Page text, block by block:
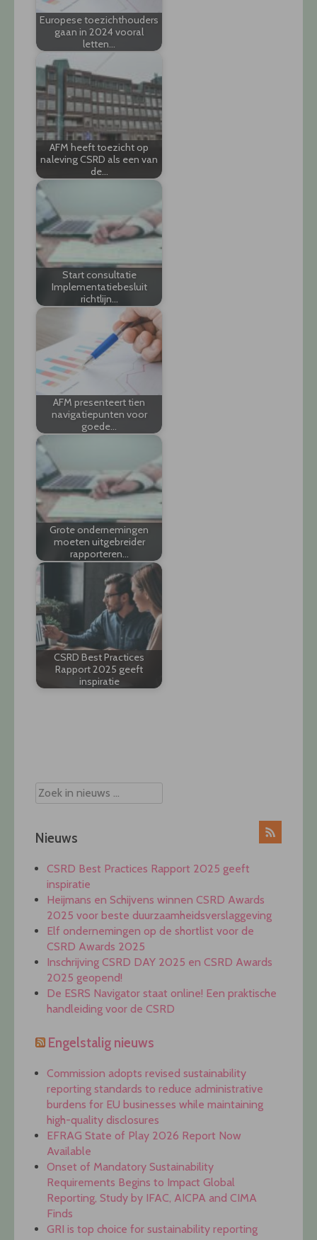
Europese toezichthouders
gaan in 2024 vooral
letten…
AFM heeft toezicht op
naleving CSRD als een van
de…
Start consultatie
Implementatiebesluit
richtlijn…
AFM presenteert tien
navigatiepunten voor
goede…
Grote ondernemingen
moeten uitgebreider
rapporteren…
CSRD Best Practices
Rapport 2025 geeft
inspiratie
Nieuws
CSRD Best Practices Rapport 2025 geeft
inspiratie
Heijmans en Schijvens winnen CSRD Awards
2025 voor beste duurzaamheidsverslaggeving
Elf ondernemingen op de shortlist voor de
CSRD Awards 2025
Inschrijving CSRD DAY 2025 en CSRD Awards
2025 geopend!
De ESRS Navigator staat online! Een praktische
handleiding voor de CSRD
Engelstalig nieuws
Commission adopts revised sustainability
reporting standards to reduce administrative
burdens for EU businesses while maintaining
high-quality disclosures
EFRAG State of Play 2026 Report Now
Available
Onset of Mandatory Sustainability
Requirements Begins to Impact Global
Reporting, Study by IFAC, AICPA and CIMA
Finds
GRI is top choice for sustainability reporting